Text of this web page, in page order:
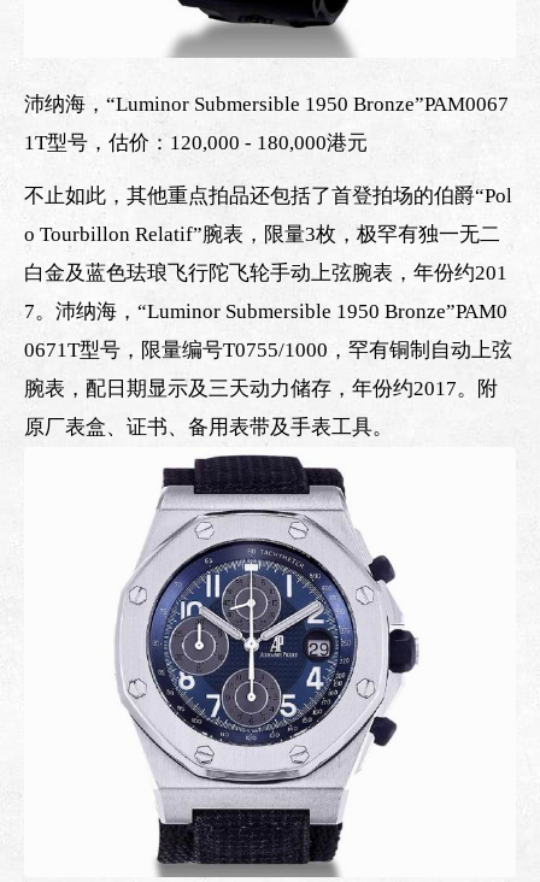
沛纳海，“Luminor Submersible 1950 Bronze”PAM0067
1T型号，估价：120,000 - 180,000港元
不止如此，其他重点拍品还包括了首登拍场的伯爵“Pol
o Tourbillon Relatif”腕表，限量3枚，极罕有独一无二
白金及蓝色珐琅飞行陀飞轮手动上弦腕表，年份约201
7。沛纳海，“Luminor Submersible 1950 Bronze”PAM0
0671T型号，限量编号T0755/1000，罕有铜制自动上弦
腕表，配日期显示及三天动力储存，年份约2017。附
原厂表盒、证书、备用表带及手表工具。